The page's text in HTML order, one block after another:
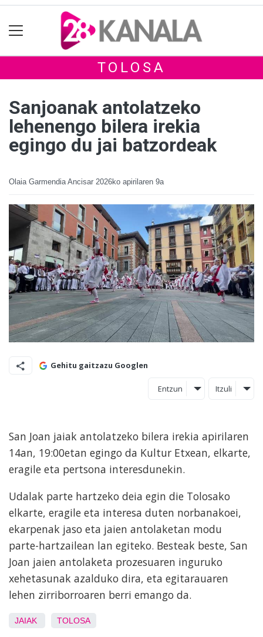
TOLOSA
Sanjoanak antolatzeko
lehenengo bilera irekia
egingo du jai batzordeak
Olaia Garmendia Ancisar 2026ko apirilaren 9a
Gehitu gaitzazu Googlen
Entzun Itzuli
San Joan jaiak antolatzeko bilera irekia apirilaren
14an, 19:00etan egingo da Kultur Etxean, elkarte,
eragile eta pertsona interesdunekin.
Udalak parte hartzeko deia egin die Tolosako
elkarte, eragile eta interesa duten norbanakoei,
ekarpenak jaso eta jaien antolaketan modu
parte-hartzailean lan egiteko. Besteak beste, San
Joan jaien antolaketa prozesuaren inguruko
xehetasunak azalduko dira, eta egitarauaren
lehen zirriborroaren berri emango da.
JAIAK TOLOSA